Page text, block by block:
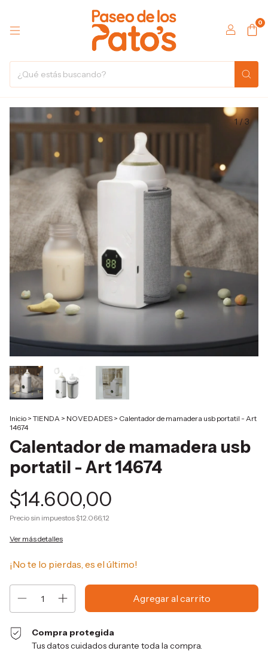
0
1/3
Inicio > TIENDA > NOVEDADES > Calentador de mamadera usb portatil - Art
14674
Calentador de mamadera usb
portatil - Art 14674
$14.600,00
Precio sin impuestos $12.066,12
Ver más detalles
¡No te lo pierdas, es el último!
Compra protegida
Tus datos cuidados durante toda la compra.